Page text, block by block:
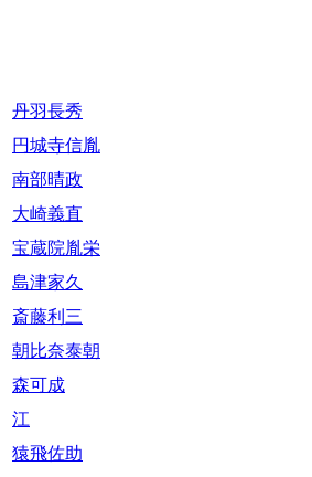
丹羽長秀
円城寺信胤
南部晴政
大崎義直
宝蔵院胤栄
島津家久
斎藤利三
朝比奈泰朝
森可成
江
猿飛佐助